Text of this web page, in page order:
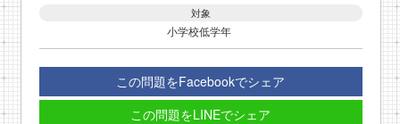
対象
小学校低学年
この問題をFacebookでシェア
この問題をLINEでシェア